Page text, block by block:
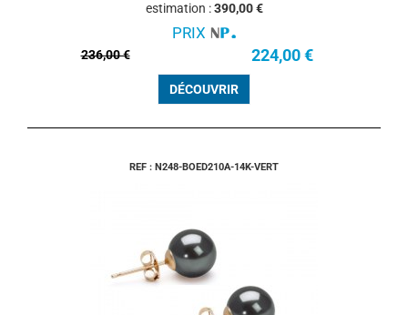
estimation :390,00 €
PRIX
236,00 € 224,00 €
DÉCOUVRIR
REF : N248-BOED210A-14K-VERT